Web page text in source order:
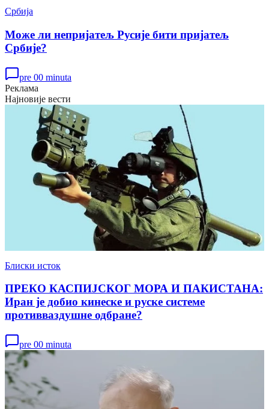
Србија
Може ли непријатељ Русије бити пријатељ
Србије?
pre 00 minuta
Реклама
Најновије вести
Блиски исток
ПРЕКО КАСПИЈСКОГ МОРА И ПАКИСТАНА:
Иран је добио кинеске и руске системе
противваздушне одбране?
pre 00 minuta